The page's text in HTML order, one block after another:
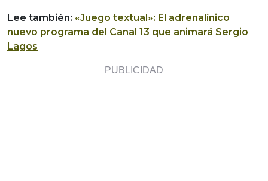
Lee también: «Juego textual»: El adrenalínico
nuevo programa del Canal 13 que animará Sergio
Lagos